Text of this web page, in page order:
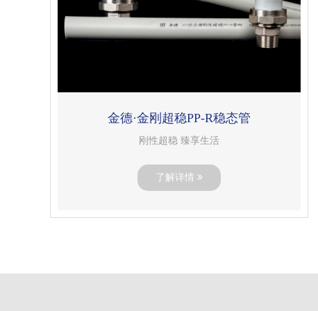
金德·金刚超稳PP-R稳态管
刚性超稳 臻享生活
了解详情